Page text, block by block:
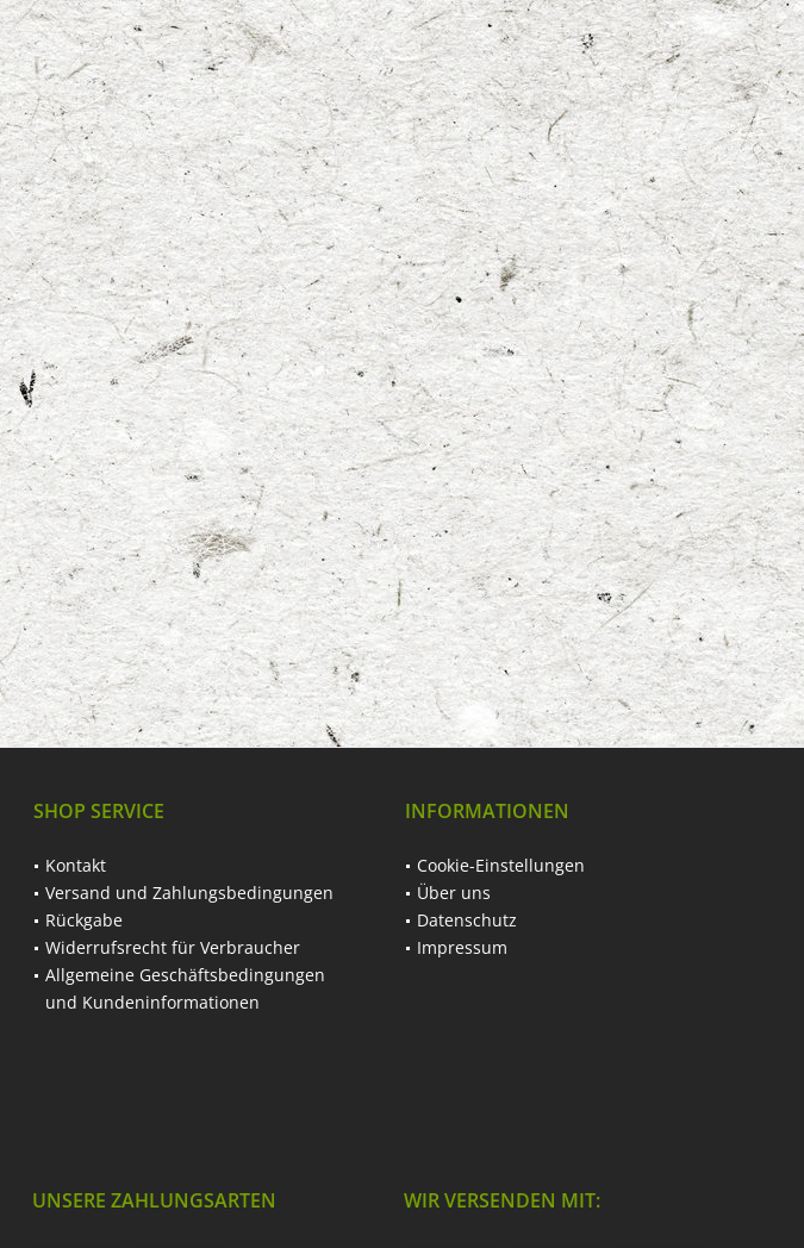
SHOP SERVICE
Kontakt
Versand und Zahlungsbedingungen
Rückgabe
Widerrufsrecht für Verbraucher
Allgemeine Geschäftsbedingungen
und Kundeninformationen
INFORMATIONEN
Cookie-Einstellungen
Über uns
Datenschutz
Impressum
UNSERE ZAHLUNGSARTEN WIR VERSENDEN MIT: